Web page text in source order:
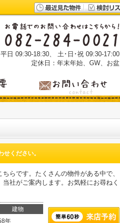
日 09:30-18:30、 土･日･祝 09:30-17:00
定休日：年末年始、GW、お盆
ください。
らです。たくさんの物件がある中で、
社がご案内します。お気軽にお尋ねく
建物
年